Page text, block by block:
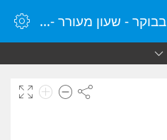
קבע השכמה 08:39 בבוקר - שעון מעורר - שעון מעורר מקוון - שעון מעורר במחשב